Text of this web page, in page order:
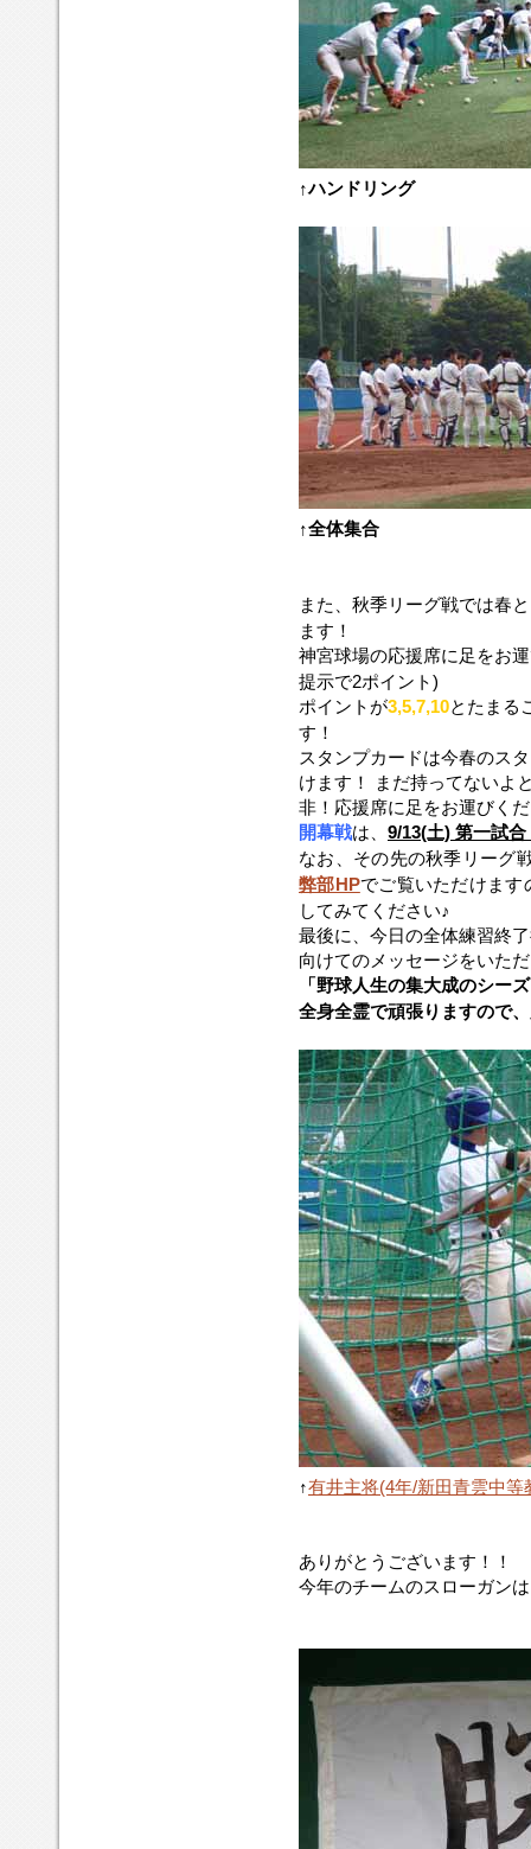
↑ハンドリング
↑全体集合
また、秋季リーグ戦では春
ます！
神宮球場の応援席に足をお
提示で2ポイント)
ポイントが3,5,7,10とたまる
す！
スタンプカードは今春のス
けます！ まだ持ってないよ
非！応援席に足をお運びく
開幕戦は、 9/13(土) 第一試
なお、その先の秋季リーグ
弊部HPでご覧いただけます
してみてください♪
最後に、今日の全体練習終
向けてのメッセージをいた
「野球人生の集大成のシー
全身全霊で頑張りますので
↑有井主将(4年/新田青雲中等
ありがとうございます！！
今年のチームのスローガンは